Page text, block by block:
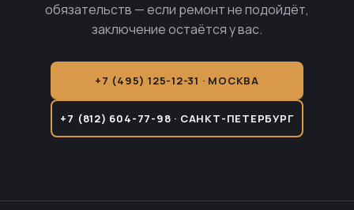
обязательств — если ремонт не подойдёт,
заключение остаётся у вас.
+7 (495) 125-12-31 · МОСКВА
+7 (812) 604-77-98 · САНКТ-ПЕТЕРБУРГ